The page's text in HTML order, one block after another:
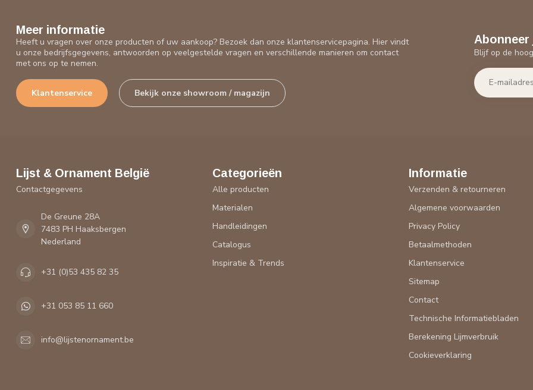
Meer informatie
Heeft u vragen over onze producten of uw aankoop? Bezoek dan onze klantenservicepagina. Hier vindt
u onze bedrijfsgegevens, antwoorden op veelgestelde vragen en verschillende manieren om contact
met ons op te nemen.
Klantenservice Bekijk onze showroom / magazijn
Abonneer
Blijf op de
Lijst & Ornament België
Contactgegevens
De Greune 28A
7483 PH Haaksbergen
Nederland
+31 (0)53 435 82 35
+31 053 85 11 660
info@lijstenornament.be
Categorieën
Alle producten
Materialen
Handleidingen
Catalogus
Inspiratie & Trends
Informatie
Verzenden & retourneren
Algemene voorwaarden
Privacy Policy
Betaalmethoden
Klantenservice
Sitemap
Contact
Technische Informatiebladen
Berekening Lijmverbruik
Cookieverklaring